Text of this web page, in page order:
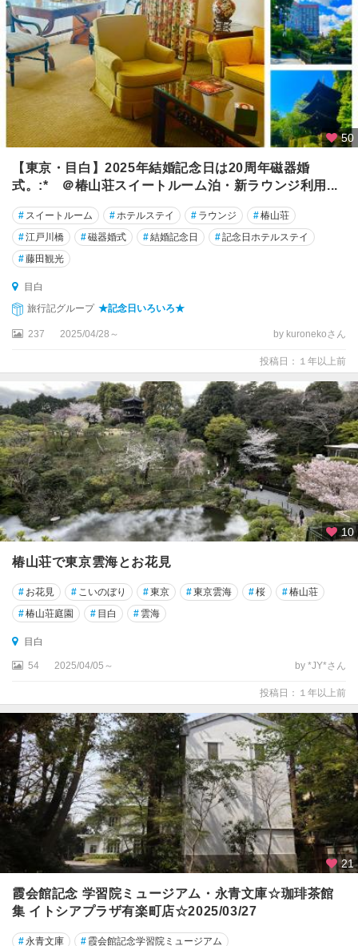
50
【東京・目白】2025年結婚記念日は20周年磁器婚
式。:* ＠椿山荘スイートルーム泊・新ラウンジ利用...
# スイートルーム #ホテルステイ # ラウンジ #椿山荘
#江戸川橋 #磁器婚式 #結婚記念日 #記念日ホテルステイ
#藤田観光
目白
旅行記グループ ★記念日いろいろ★
237 2025/04/28～ by kuronekoさん
投稿日：１年以上前
10
椿山荘で東京雲海とお花見
# お花見 # こいのぼり #東京 #東京雲海 #桜 #椿山荘
#椿山荘庭園 # 目白 # 雲海
目白
54 2025/04/05～ by *JY*さん
投稿日：１年以上前
21
霞会館記念 学習院ミュージアム・永青文庫☆珈琲茶館
集 イトシアプラザ有楽町店☆2025/03/27
#永青文庫 # 霞会館記念学習院ミュージアム